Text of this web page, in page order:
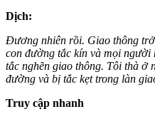
Dịch:
Đương nhiên rồi. Giao thông
con đường tắc kín và mọi người
tắc nghẽn giao thông. Tôi thà ở
đường và bị tắc kẹt trong làn
Truy cập nhanh